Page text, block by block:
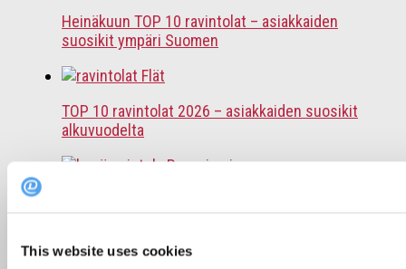
This website uses cookies
Heinäkuun TOP 10 ravintolat – asiakkaiden
suosikit ympäri Suomen
TOP 10 ravintolat 2026 – asiakkaiden suosikit
alkuvuodelta